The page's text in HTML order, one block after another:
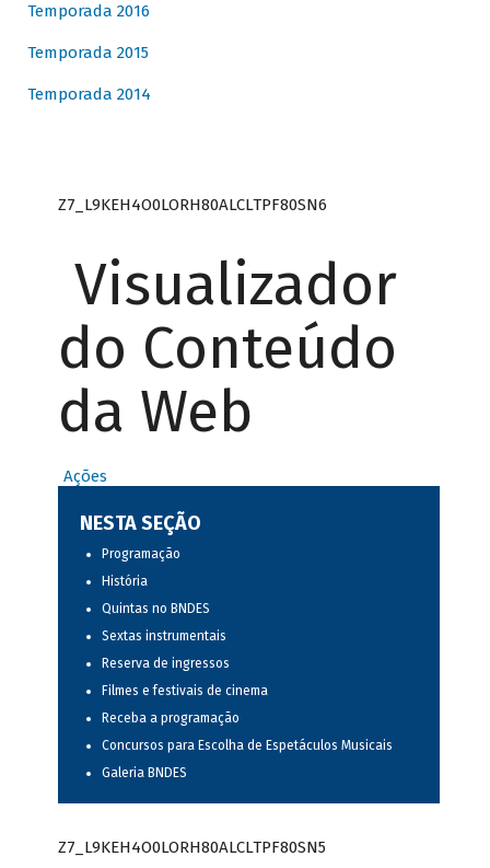
Temporada 2016
Temporada 2015
Temporada 2014
Z7_L9KEH4O0LORH80ALCLTPF80SN6
Visualizador
do Conteúdo
da Web
Ações
NESTA SEÇÃO
Programação
História
Quintas no BNDES
Sextas instrumentais
Reserva de ingressos
Filmes e festivais de cinema
Receba a programação
Concursos para Escolha de Espetáculos Musicais
Galeria BNDES
Z7_L9KEH4O0LORH80ALCLTPF80SN5